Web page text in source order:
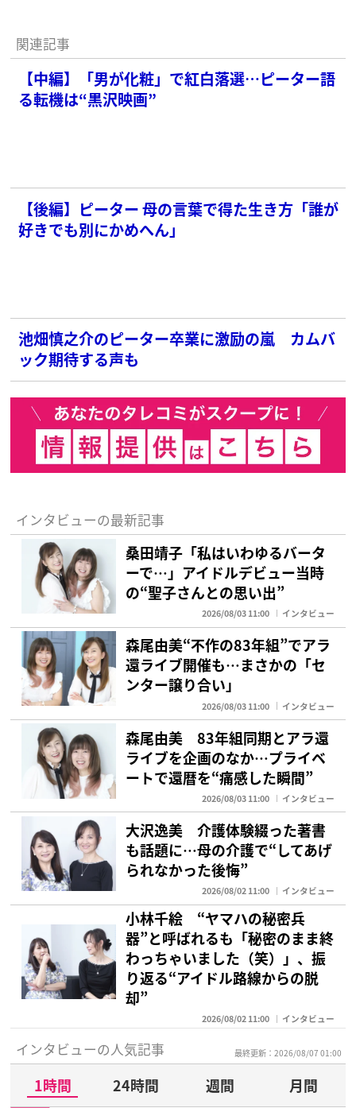
関連記事
【中編】「男が化粧」で紅白落選…ピーター語
る転機は“黒沢映画”
【後編】ピーター 母の言葉で得た生き方「誰が
好きでも別にかめへん」
池畑慎之介のピーター卒業に激励の嵐 カムバ
ック期待する声も
インタビューの最新記事
桑田靖子「私はいわゆるバータ
ーで…」アイドルデビュー当時
の“聖子さんとの思い出”
2026/08/03 11:00 インタビュー
森尾由美“不作の83年組”でアラ
還ライブ開催も…まさかの「セ
ンター譲り合い」
2026/08/03 11:00 インタビュー
森尾由美 83年組同期とアラ還
ライブを企画のなか…プライベ
ートで還暦を“痛感した瞬間”
2026/08/03 11:00 インタビュー
大沢逸美 介護体験綴った著書
も話題に…母の介護で“してあげ
られなかった後悔”
2026/08/02 11:00 インタビュー
小林千絵 “ヤマハの秘密兵
器”と呼ばれるも「秘密のまま終
わっちゃいました（笑）」、振
り返る“アイドル路線からの脱
却”
2026/08/02 11:00 インタビュー
インタビューの人気記事 最終更新：2026/08/07 01:00
1時間 24時間 週間
月間